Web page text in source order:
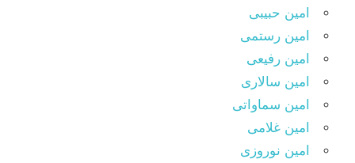
امین حبیبی
امین رستمی
امین رفیعی
امین سالاری
امین سماواتی
امین غلامی
امین نوروزی